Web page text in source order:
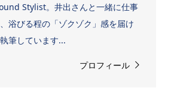
Stylist。井出さんと一緒に仕事
浴びる程の「ゾクゾク」感を届け
筆しています...
プロフィール